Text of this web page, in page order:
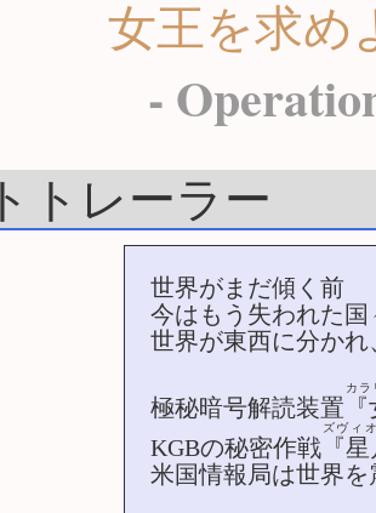
女王を求め
-
トレーラー
世界がまだ傾く前
今はもう失われた国
世界が東西に分か
極秘暗号解読装置
カラ
KGBの秘密作戦 『
ズヴィ
米国情報局は世界